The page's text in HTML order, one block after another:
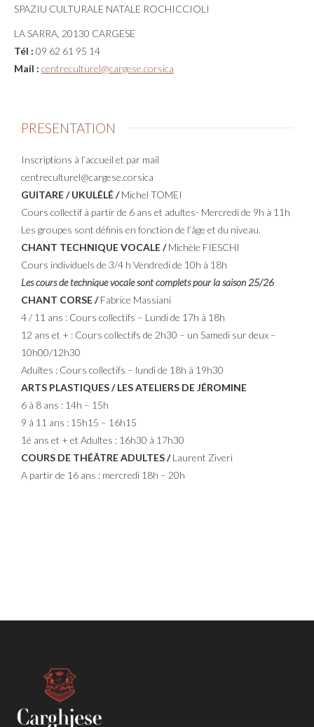
SPAZIU CULTURALE NATALE ROCHICCIOLI
LA SARRA, 20130 CARGESE
Tél : 09 62 61 95 14
Mail : centreculturel@cargese.corsica
PRESENTATION
Inscriptions à l’accueil et par mail
centreculturel@cargese.corsica
GUITARE / UKULÉLÉ /Michel TOMEI
Cours collectif à partir de 6 ans et adultes- Mercredi de 9h à 11h
Les groupes sont définis en fonction de l’âge et du niveau.
CHANT TECHNIQUE VOCALE /Michèle FIESCHI
Cours individuels de 3/4 h Vendredi de 10h à 18h
Les cours de technique vocale sont complets pour la saison 25/26
CHANT CORSE /Fabrice Massiani
4 / 11 ans : Cours collectifs – Lundi de 17h à 18h
12 ans et + : Cours collectifs de 2h30 – un Samedi sur deux –
10h00/12h30
Adultes : Cours collectifs – lundi de 18h à 19h30
ARTS PLASTIQUES / LES ATELIERS DE JÉROMINE
6 à 8 ans : 14h – 15h
9 à 11 ans : 15h15 – 16h15
1é ans et + et Adultes : 16h30 à 17h30
COURS DE THÉÂTRE ADULTES /Laurent Ziveri
A partir de 16 ans : mercredi 18h – 20h